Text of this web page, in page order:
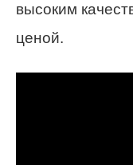
высоким
ценой.